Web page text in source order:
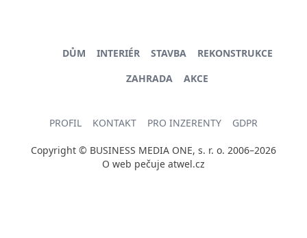
DŮM INTERIÉR STAVBA
REKONSTRUKCE
ZAHRADA
AKCE
PROFIL KONTAKT PRO INZERENTY GDPR
Copyright © BUSINESS MEDIA ONE, s. r. o. 2006–2026